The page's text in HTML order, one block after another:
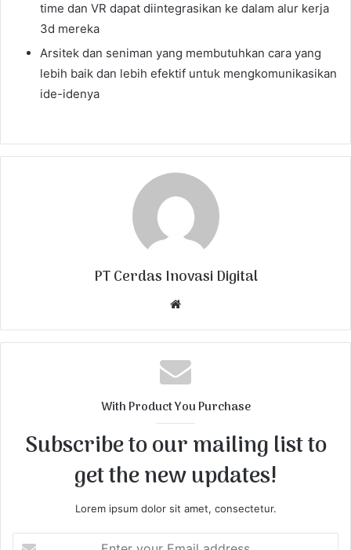
time dan VR dapat diintegrasikan ke dalam alur kerja
3d mereka
Arsitek dan seniman yang membutuhkan cara yang
lebih baik dan lebih efektif untuk mengkomunikasikan
ide-idenya
PT Cerdas Inovasi Digital
b
s
i
With Product You Purchase
Subscribe to our mailing list to
get the new updates!
Lorem ipsum dolor sit amet, consectetur.